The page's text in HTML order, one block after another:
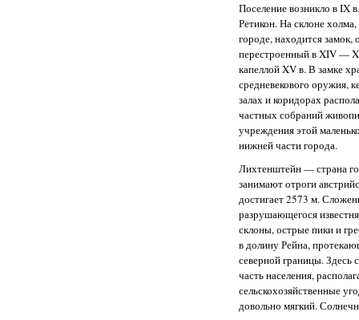
Поселение возникло в IX
Ретикон. На склоне
городе, находится замок,
перестроенный в XIV —
капеллой XV в. В замке
средневекового оружия,
залах и коридорах
частных собраний
учреждения этой
нижней части города.
Лихтенштейн — страна
занимают отроги
достигает 2573 м.
разрушающегося
склоны, острые пики и
в долину Рейна,
северной границы. Здесь
часть населения,
сельскохозяйственные
довольно мягкий.